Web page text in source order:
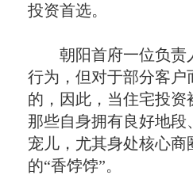
投资首选。
朝阳首府一位负责人
行为，但对于部分客
的，因此，当住宅投
那些自身拥有良好地
宠儿，尤其身处核心
的“香饽饽”。